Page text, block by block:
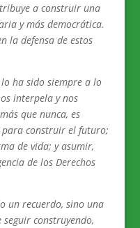
a construir una
y más democrática.
la defensa de estos
ha sido siempre a lo
interpela y nos
que nunca, es
construir el futuro;
de vida; y asumir,
de los Derechos
un recuerdo, sino una
construyendo,